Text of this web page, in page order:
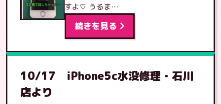
すよ♡ うるま…
続きを見る
10/17 iPhone5c水没修理・石川
店より